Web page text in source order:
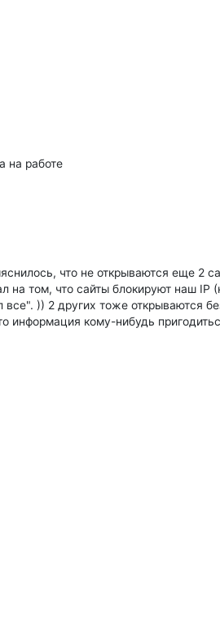
на работе
что не открываются еще 2
на том, что сайты блокируют наш IP
)) 2 других тоже открываются
информация кому-нибудь